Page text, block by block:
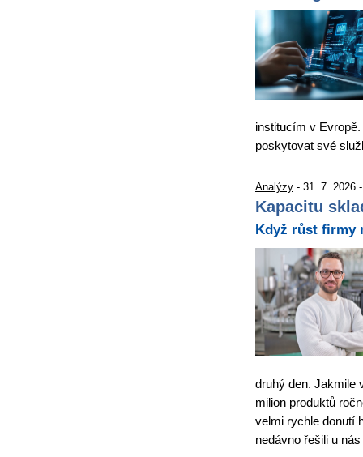
institucím v
poskytovat své
Analýzy - 31. 7. 2026
Kapacitu
Když růst firmy
druhý den. Jakmile
milion produktů
velmi rychle donutí
nedávno řešili u